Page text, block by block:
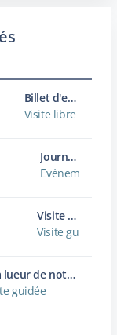
Billet d'entrée
Visite libre
Journées européennes du Patrimoine
Evènement /
Visite guidée de l'abbaye de Jumièges
Visite guidée
À la lueur de notre lanterne
guidée